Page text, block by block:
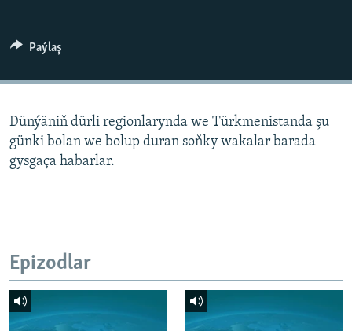
Paýlaş
Dünýäniň dürli regionlarynda we Türkmenistanda şu
günki bolan we bolup duran soňky wakalar barada
gysgaça habarlar.
Epizodlar